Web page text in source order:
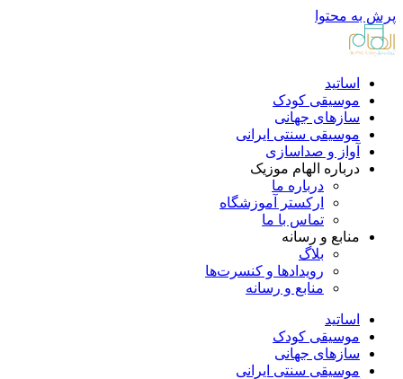
پرش به محتوا
اساتید
موسیقی کودک
سازهای جهانی
موسیقی سنتی ایرانی
آواز و صداسازی
درباره الهام موزیک
درباره ما
ارکستر آموزشگاه
تماس با ما
منابع و رسانه
بلاگ
رویدادها و کنسرت‌ها
منابع و رسانه
اساتید
موسیقی کودک
سازهای جهانی
موسیقی سنتی ایرانی